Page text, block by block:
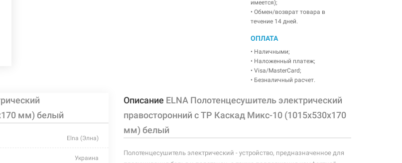
имеется);
• Обмен/возврат товара в
течение 14 дней.
ОПЛАТА
• Наличными;
• Наложенный платеж;
• Visa/MasterCard;
• Безналичный расчет.
мм) белый
Elna (Элна)
Украина
Описание ELNA Полотенцесушитель электрический
правосторонний с ТР Каскад Микс-10 (1015х530х170
мм) белый
Полотенцесушитель электрический - устройство, предназначенное для